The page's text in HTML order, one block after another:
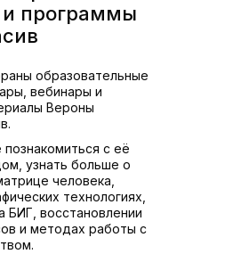
программы
образовательные
вебинары и
Вероны
с её
узнать больше о
человека,
технологиях,
БИГ, восстановлении
и методах работы с